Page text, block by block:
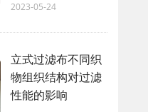
2023-05-24
立式过滤布不同织
物组织结构对过滤
性能的影响